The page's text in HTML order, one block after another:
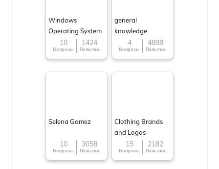
Windows
Operating System
10
Вопросы
1424
Попытки
general
knowledge
4
Вопросы
4898
Попытки
Selena Gomez
10
Вопросы
3058
Попытки
Clothing Brands
and Logos
15
Вопросы
2182
Попытки